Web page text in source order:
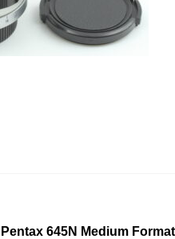
Pentax 645N Medium